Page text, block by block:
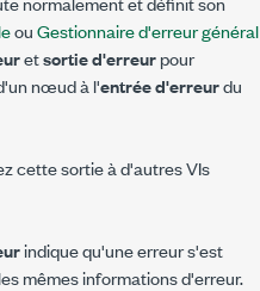
ouGestionnaire d'erreur général
etsortie d'erreurpour
nœud à l'entrée d'erreurdu
cette sortie à d'autres VIs
indique qu'une erreur s'est
mêmes informations d'erreur.